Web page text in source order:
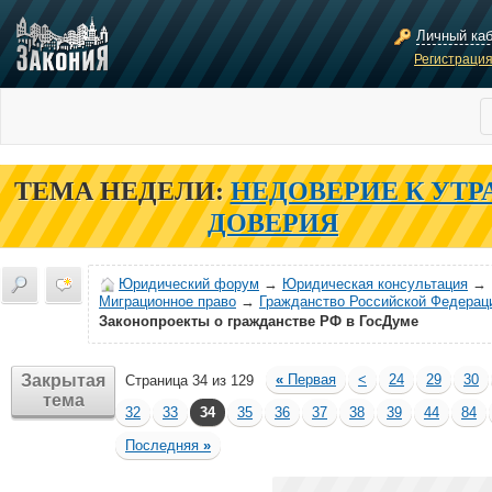
Личный
ТЕМА НЕДЕЛИ: НЕДОВЕРИЕ К
ДОВЕРИЯ
Юридический форум → Юридическая консультация →
Миграционное право → Гражданство Российской
Законопроекты о гражданстве РФ в ГосДуме
Закрытая
тема
Страница 34 из 129 « Первая < 24 29
30
32
33 34 35 36 37 38 39 44
84
Последняя »